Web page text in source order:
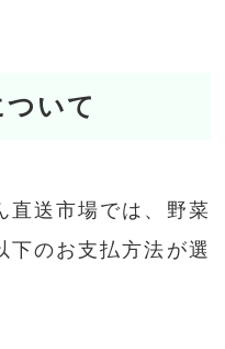
いて
直送市場では、野菜
下のお支払方法が選